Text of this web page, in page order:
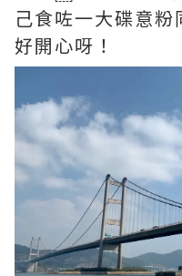
己食咗一大碟意
好開心呀！